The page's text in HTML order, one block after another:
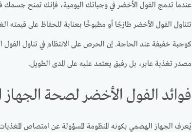
عندما تدمج الفول الأخضر في وجباتك اليومية، فإنك تمنح
تتناول الفول الأخضر طازجًا أو مطبوخًا بعناية للحفاظ على قيمته
كوجبة خفيفة عند الحاجة. إن الحرص على الانتظام في تناول
مصدر تغذية عابر، بل رفيق يعتمد عليه على المدى الطويل.
فوائد الفول الأخضر لصحة
يُعرف الجهاز الهضمي بكونه المنظومة المسؤولة عن امتصاص